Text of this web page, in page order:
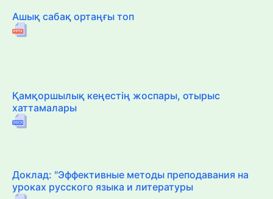
Ашық сабақ ортаңғы топ
Қамқоршылық кеңестің жоспары, отырыс
хаттамалары
Доклад: "Эффективные методы преподавания на
уроках русского языка и литературы